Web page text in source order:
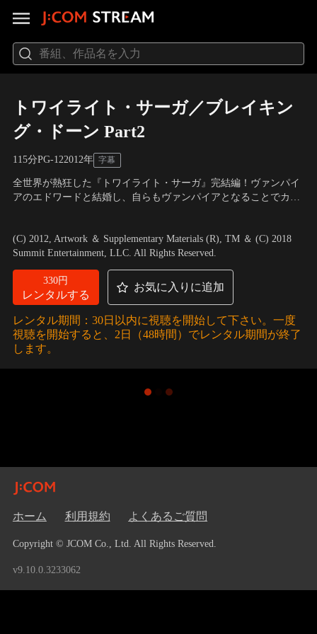
トワイライト・サーガ／ブレイキン
グ・ドーン Part2
115分PG-122012年 字幕
全世界が熱狂した『トワイライト・サーガ』完結編！ヴァンパイ
アのエドワードと結婚し、自らもヴァンパイアとなることでカレ
だと悟る。永らく続いた争いは終わり、平穏に暮らせる時が来た
はずだった…。
コンドン
(C) 2012, Artwork ＆ Supplementary Materials (R), TM ＆ (C) 2018
Summit Entertainment, LLC. All Rights Reserved.
330円
レンタルする
お気に入りに追加
レンタル期間：30日以内に視聴を開始して下さい。一度
視聴を開始すると、2日（48時間）でレンタル期間が終了
します。
ホーム 利用規約 よくあるご質問
Copyright © JCOM Co., Ltd. All Rights Reserved.
v9.10.0.3233062